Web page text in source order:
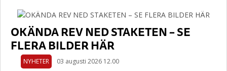
OKÄNDA REV NED STAKETEN – SE
FLERA BILDER HÄR
NYHETER 03 augusti 2026 12.00